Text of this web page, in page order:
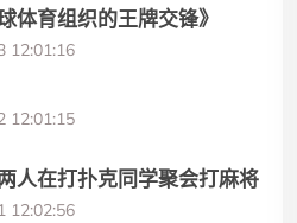
体育组织的王牌交锋》
12:01:16
12:01:15
人在打扑克同学聚会打麻将
12:02:56